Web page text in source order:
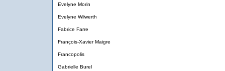
Evelyne Morin
Evelyne Wilwerth
Fabrice Farre
François-Xavier Maigre
Francopolis
Gabrielle Burel